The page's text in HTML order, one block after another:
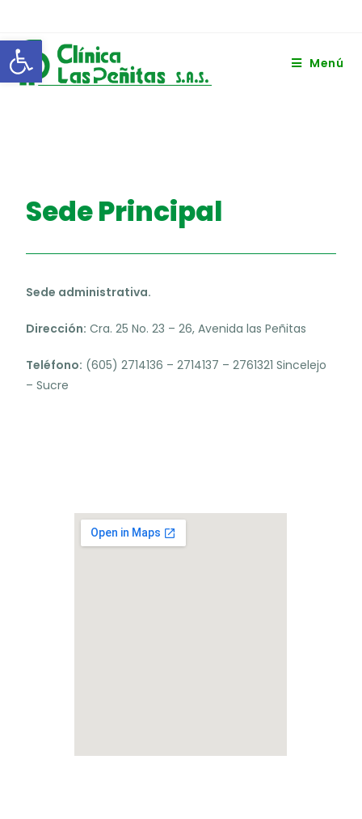
Abrir barra de herramientas Menú
Sede Principal
Sede administrativa.
Dirección: Cra. 25 No. 23 – 26, Avenida las Peñitas
Teléfono: (605) 2714136 – 2714137 – 2761321 Sincelejo
– Sucre